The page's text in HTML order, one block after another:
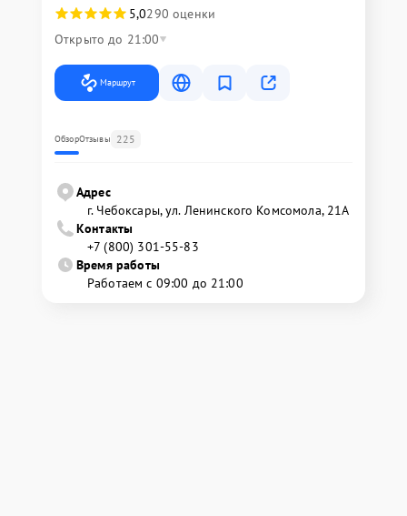
5,0290 оценки
Открыто до 21:00
Маршрут
ОбзорОтзывы 225
Адрес
г. Чебоксары, ул. Ленинского Комсомола, 21А
Контакты
+7 (800) 301-55-83
Время работы
Работаем с 09:00 до 21:00